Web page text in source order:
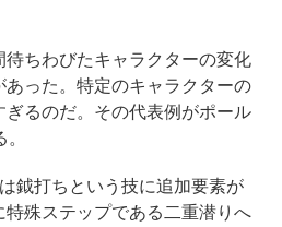
ちわびたキャラクターの変化
った。特定のキャラクターの
るのだ。その代表例がポール
鉞打ちという技に追加要素が
殊ステップである二重潜りへ